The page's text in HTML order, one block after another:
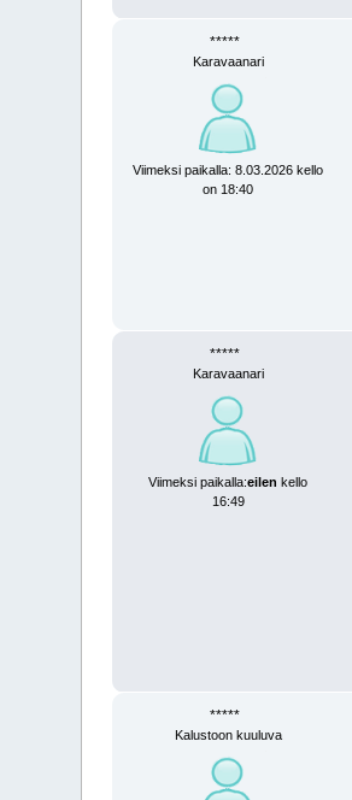
*****
Karavaanari
Viimeksi paikalla: 8.03.2026 kello
on 18:40
*****
Karavaanari
Viimeksi paikalla:eilen kello
16:49
*****
Kalustoon kuuluva